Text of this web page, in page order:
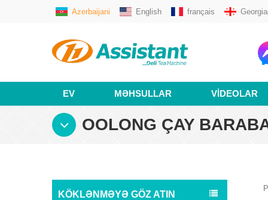
Azerbaijani English français
EV MƏHSULLAR VIDEOLAR
OOLONG ÇAY
KÖKLƏNMƏYƏ GÖZ ATIN